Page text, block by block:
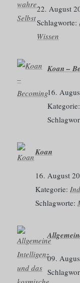
22. August
Schlagworte:
Wissen
Koan –
16.
Kategorie:
Koan
16. August
Kategorie:
Schlagworte:
09.